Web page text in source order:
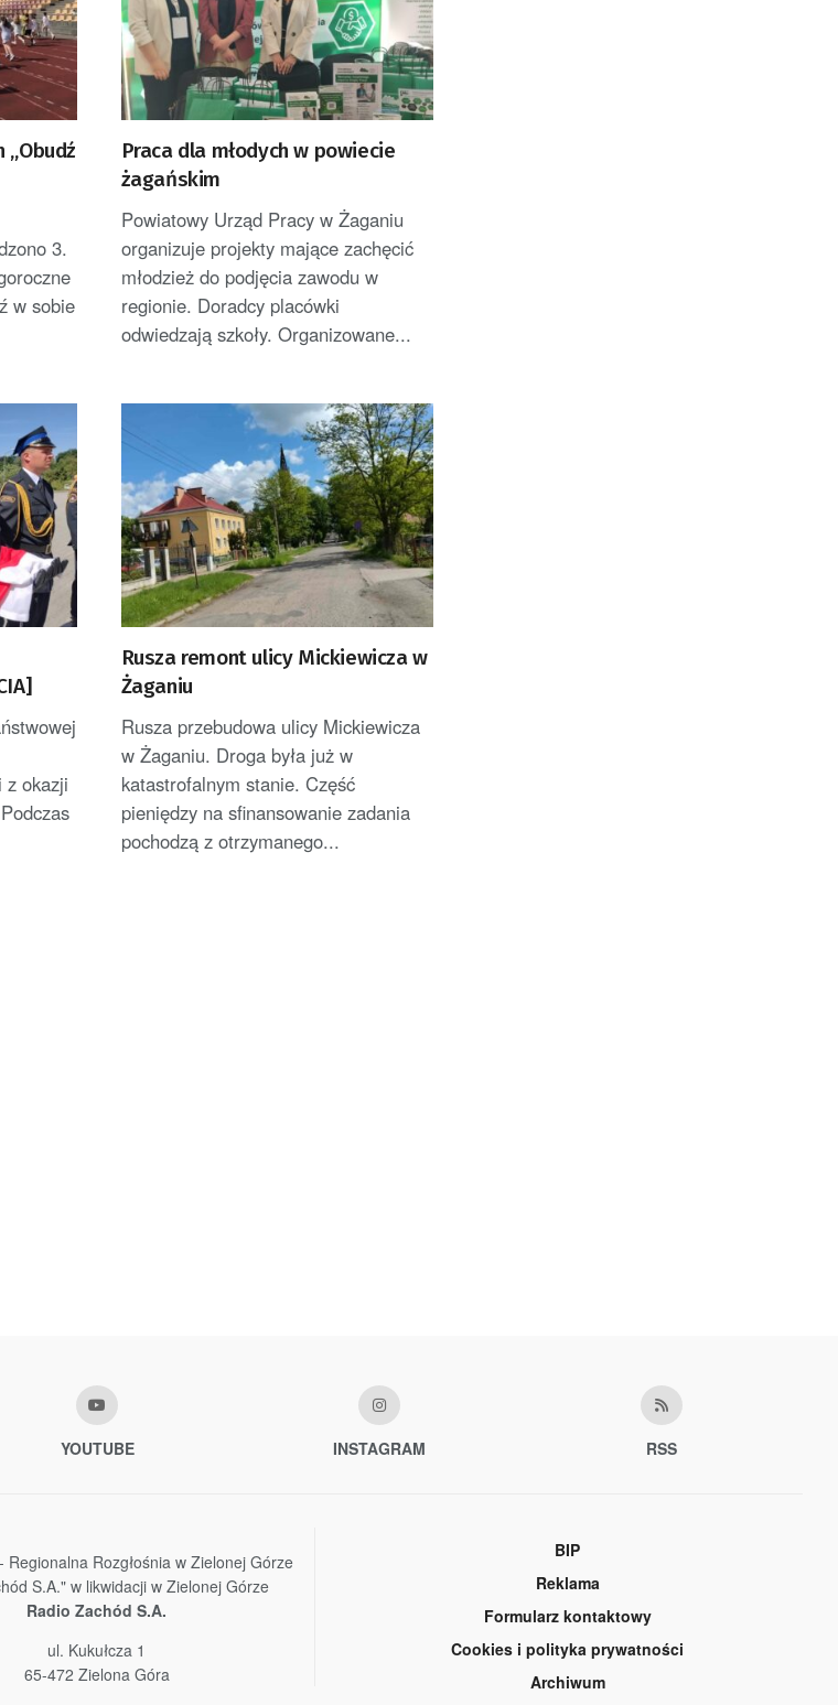
3.
w sobie
Praca dla młodych w powiecie
żagańskim
Powiatowy Urząd Pracy w Żaganiu
organizuje projekty mające zachęcić
młodzież do podjęcia zawodu w
regionie. Doradcy placówki
odwiedzają szkoły. Organizowane...
z okazji
Rusza remont ulicy Mickiewicza w
Żaganiu
Rusza przebudowa ulicy Mickiewicza
w Żaganiu. Droga była już w
katastrofalnym stanie. Część
pieniędzy na sfinansowanie zadania
pochodzą z otrzymanego...
YOUTUBE INSTAGRAM RSS
Regionalna Rozgłośnia w Zielonej Górze
S.A." w likwidacji w Zielonej Górze
Radio Zachód S.A.
ul. Kukułcza 1
65-472 Zielona Góra
BIP
Reklama
Formularz kontaktowy
Cookies i polityka prywatności
Archiwum